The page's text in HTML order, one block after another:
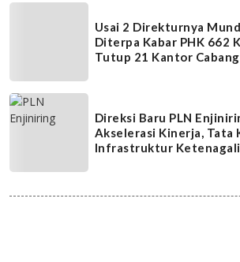
Usai 2 Direkturnya
Diterpa Kabar PHK 662
Tutup 21 Kantor
Direksi Baru PLN
Akselerasi Kinerja, Tata
Infrastruktur